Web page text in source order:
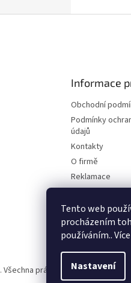
Tento web
procházením
používáním..
Nastavení
Informace
Obchodní
Podmínky
údajů
Kontakty
O firmě
Reklamace
Elektromobilita
Certifikáty
Možnosti
. Všechna práva vyhrazena.